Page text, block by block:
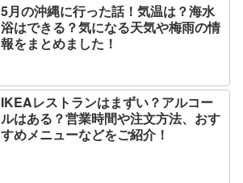
5月の沖縄に行った話！気温は？海水
浴はできる？気になる天気や梅雨の情
報をまとめました！
IKEAレストランはまずい？アルコー
ルはある？営業時間や注文方法、おす
すめメニューなどをご紹介！